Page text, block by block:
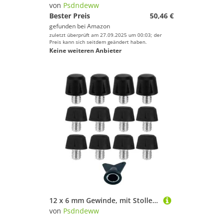
von Psdndeww
Bester Preis
50,46 €
gefunden bei Amazon
zuletzt überprüft am 27.09.2025 um 00:03; der
Preis kann sich seitdem geändert haben.
Keine weiteren Anbieter
12 x 6 mm Gewinde, mit Stollen für Fußballschuhe
von Psdndeww